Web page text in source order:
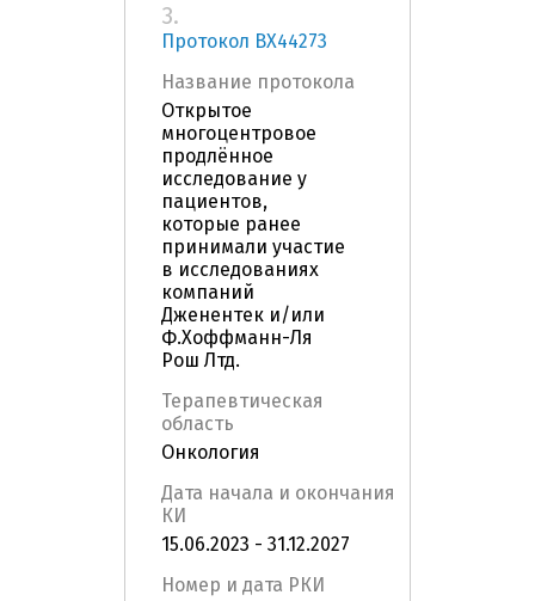
3.
Протокол BX44273
Название протокола
Открытое
многоцентровое
продлённое
исследование у
пациентов,
которые ранее
принимали участие
в исследованиях
компаний
Дженентек и/или
Ф.Хоффманн-Ля
Рош Лтд.
Терапевтическая
область
Онкология
Дата начала и окончания
КИ
15.06.2023 - 31.12.2027
Номер и дата РКИ